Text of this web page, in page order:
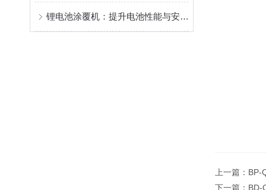
锂电池涂覆机：提升电池性能与安全的关键设备
上一篇： BP-
下一篇： BD-